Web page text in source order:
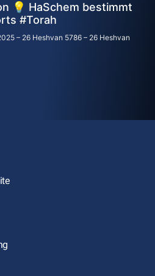
💡 HaSchem bestimmt
#Torah
– 26 Heshvan 5786 – 26 Heshvan